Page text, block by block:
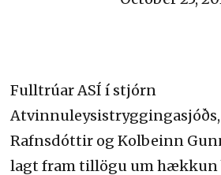
Fulltrúar ASÍ í stjórn
Atvinnuleysistryggingasjóðs,
Rafnsdóttir og Kolbeinn
lagt fram tillögu um hækkun